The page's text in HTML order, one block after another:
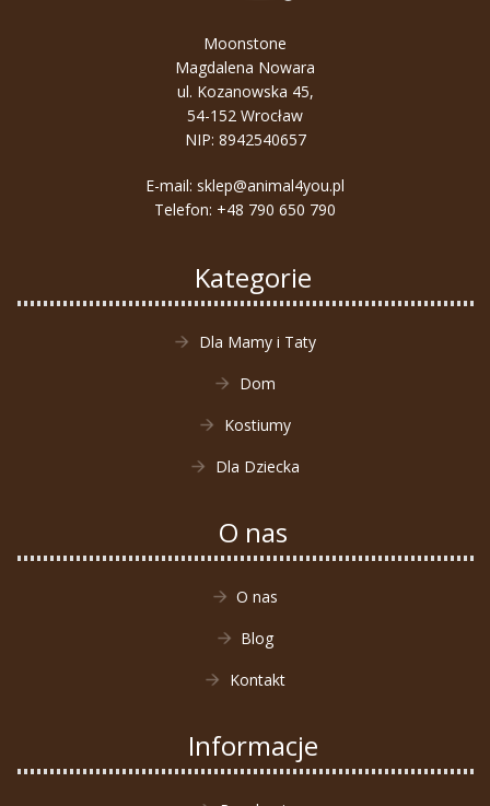
Moonstone
Magdalena Nowara
ul. Kozanowska 45,
54-152 Wrocław
NIP: 8942540657
E-mail: sklep@animal4you.pl
Telefon: +48 790 650 790
Kategorie
Dla Mamy i Taty
Dom
Kostiumy
Dla Dziecka
O nas
O nas
Blog
Kontakt
Informacje